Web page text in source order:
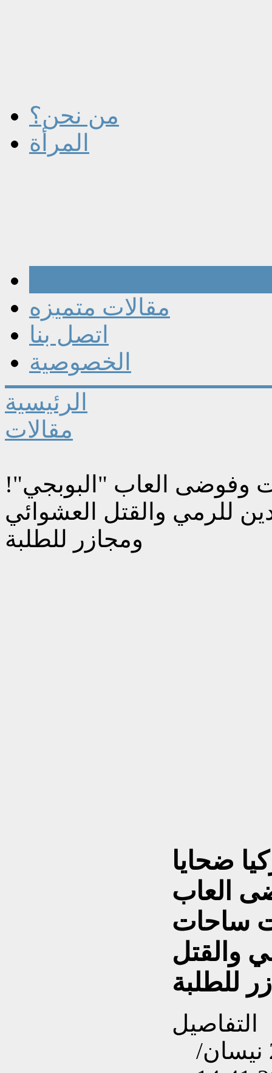
من نحن؟
المرأة
مقالات متميزه
اتصل بنا
الخصوصية
الرئيسية
مقالات
وفوضى العاب "البوبجي"!
للرمي والقتل العشوائي
ومجازر للطلبة
ضحايا
العاب
ساحات
والقتل
للطلبة
التفاصيل
تم إنشاءه بتاريخ الإثنين, 20 نيسان/